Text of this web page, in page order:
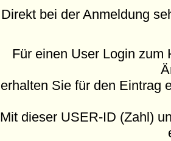
Direkt bei der Anmeldung
Für einen User Login zum
erhalten Sie für den Eintrag
Mit dieser USER-ID (Zahl)